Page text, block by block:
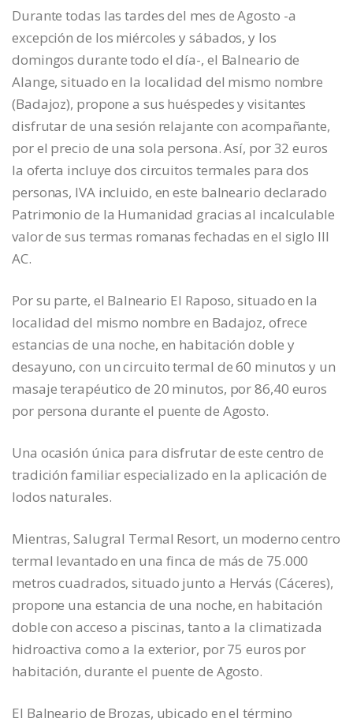
Durante todas las tardes del mes de Agosto -a
excepción de los miércoles y sábados, y los
domingos durante todo el día-, el Balneario de
Alange, situado en la localidad del mismo nombre
(Badajoz), propone a sus huéspedes y visitantes
disfrutar de una sesión relajante con acompañante,
por el precio de una sola persona. Así, por 32 euros
la oferta incluye dos circuitos termales para dos
personas, IVA incluido, en este balneario declarado
Patrimonio de la Humanidad gracias al incalculable
valor de sus termas romanas fechadas en el siglo III
AC.
Por su parte, el Balneario El Raposo, situado en la
localidad del mismo nombre en Badajoz, ofrece
estancias de una noche, en habitación doble y
desayuno, con un circuito termal de 60 minutos y un
masaje terapéutico de 20 minutos, por 86,40 euros
por persona durante el puente de Agosto.
Una ocasión única para disfrutar de este centro de
tradición familiar especializado en la aplicación de
lodos naturales.
Mientras, Salugral Termal Resort, un moderno centro
termal levantado en una finca de más de 75.000
metros cuadrados, situado junto a Hervás (Cáceres),
propone una estancia de una noche, en habitación
doble con acceso a piscinas, tanto a la climatizada
hidroactiva como a la exterior, por 75 euros por
habitación, durante el puente de Agosto.
El Balneario de Brozas, ubicado en el término